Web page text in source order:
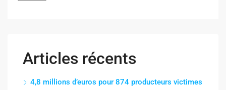
Articles récents
4,8 millions d’euros pour 874 producteurs victimes